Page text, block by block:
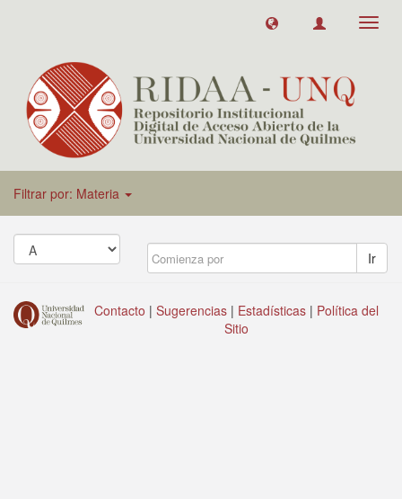
Filtrar por: Materia
Ir
Contacto | Sugerencias | Estadísticas | Política del
Sitio